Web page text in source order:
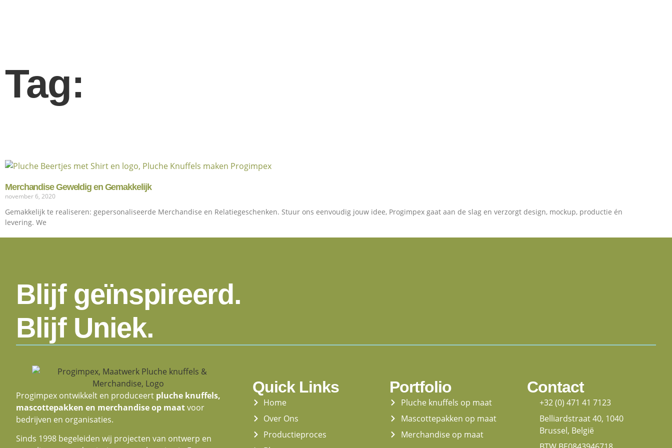
Tag:
Merchandise Geweldig en Gemakkelijk
november 6, 2020
Gemakkelijk te realiseren: gepersonaliseerde Merchandise en Relatiegeschenken. Stuur ons eenvoudig jouw idee, Progimpex gaat aan de slag en verzorgt design, mockup, productie én
levering. We
Blijf geïnspireerd.
Blijf Uniek.
Progimpex ontwikkelt en produceert pluche knuffels,
mascottepakken en merchandise op maatvoor
bedrijven en organisaties.
Sinds 1998 begeleiden wij projecten van ontwerp en
Quick Links
Home
Over Ons
Productieproces
Portfolio
Pluche knuffels op maat
Mascottepakken op maat
Merchandise op maat
Contact
+32 (0) 471 41 7123
Belliardstraat 40, 1040
Brussel, België